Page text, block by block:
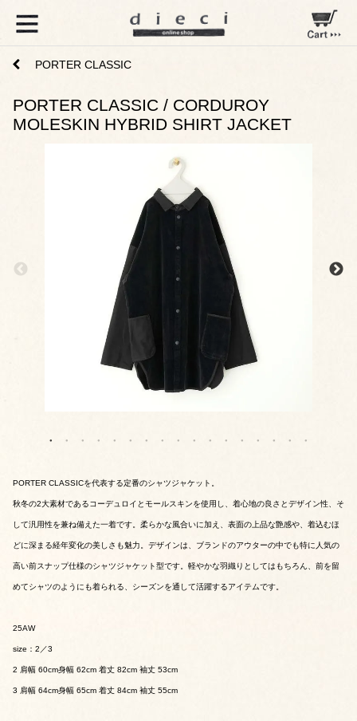
PORTER CLASSIC
PORTER CLASSIC / CORDUROY
MOLESKIN HYBRID SHIRT JACKET
PORTER CLASSICを代表する定番のシャツジャケット。
秋冬の2大素材であるコーデュロイとモールスキンを使用し、着心地の良さとデザイン性、そ
して汎用性を兼ね備えた一着です。柔らかな風合いに加え、表面の上品な艶感や、着込むほ
どに深まる経年変化の美しさも魅力。デザインは、ブランドのアウターの中でも特に人気の
高い前スナップ仕様のシャツジャケット型です。軽やかな羽織りとしてはもちろん、前を留
めてシャツのようにも着られる、シーズンを通して活躍するアイテムです。
25AW
size：2／3
2 肩幅 60cm身幅 62cm 着丈 82cm 袖丈 53cm
3 肩幅 64cm身幅 65cm 着丈 84cm 袖丈 55cm